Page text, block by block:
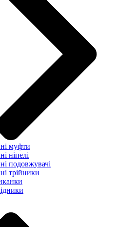
муфти
ніпелі
подовжувачі
трійники